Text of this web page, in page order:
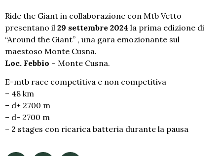
Ride the Giant in collaborazione con Mtb Vetto
presentano il 29 settembre 2024 la prima edizione di
“Around the Giant” , una gara emozionante sul
maestoso Monte Cusna.
Loc. Febbio – Monte Cusna.
E-mtb race competitiva e non competitiva
– 48 km
– d+ 2700 m
– d- 2700 m
– 2 stages con ricarica batteria durante la pausa